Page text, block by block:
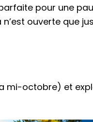
pour une
ouverte que
mi-octobre) et